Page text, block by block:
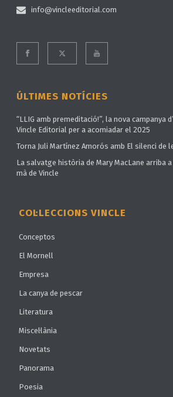
info@vincleeditorial.com
ÚLTIMES NOTÍCIES
“LLIG amb premeditació!”, la nova campanya
Vincle Editorial per a acomiadar el 2025
Torna Juli Martínez Amorós amb El silenci de
La salvatge història de Mary MacLane arriba
mà de Vincle
COL·LECCIONS VINCLE
Conceptos
El Mornell
Empresa
La canya de pescar
Literatura
Miscel·lània
Novetats
Panorama
Poesia